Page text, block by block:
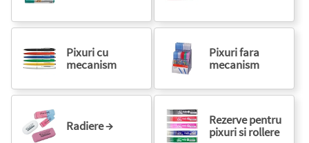
Pixuri cu
mecanism
Pixuri fara
mecanism
Radiere →
Rezerve pentru
pixuri si rollere